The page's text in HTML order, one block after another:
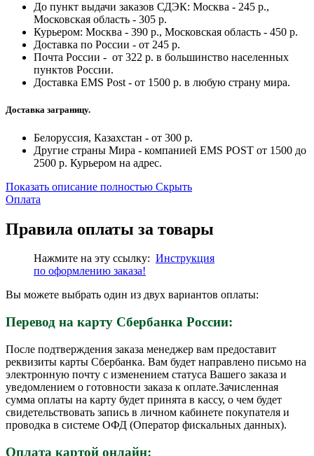
До пункт выдачи заказов СДЭК: Москва - 245 р.,
Московская область - 305 р.
Курьером: Москва - 390 р., Московская область - 450 р.
Доставка по России - от 245 р.
Почта России - от 322 р. в большинство населенных
пунктов России.
Доставка EMS Post - от 1500 р. в любую страну мира.
Доставка заграницу.
Белоруссия, Казахстан - от 300 р.
Другие страны Мира - компанией EMS POST от 1500 до
2500 р. Курьером на адрес.
Показать описание полностью Скрыть
Оплата
Правила оплаты за товары
Нажмите на эту ссылку: Инструкция
по оформлению заказа!
Вы можете выбрать один из двух вариантов оплаты:
Перевод на карту Сбербанка России:
После подтверждения заказа менеджер вам предоставит
реквизиты карты Сбербанка. Вам будет направлено письмо на
электронную почту с изменением статуса Вашего заказа и
уведомлением о готовности заказа к оплате.Зачисленная
сумма оплаты на карту будет принята в кассу, о чем будет
свидетельствовать запись в личном кабинете покупателя и
проводка в системе ОФД (Оператор фискальных данных).
Оплата картой онлайн: